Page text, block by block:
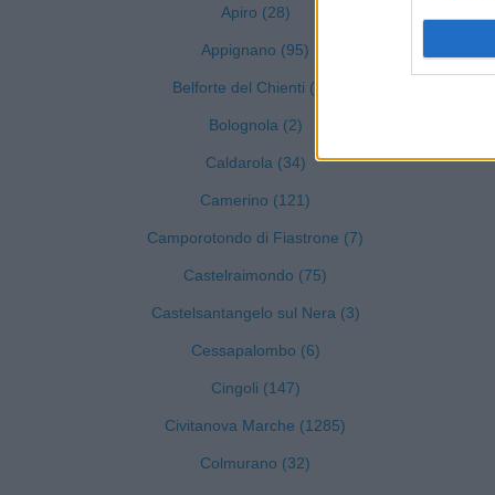
Apiro (28)
Appignano (95)
Belforte del Chienti (42)
Bolognola (2)
Caldarola (34)
Camerino (121)
Camporotondo di Fiastrone (7)
Castelraimondo (75)
Castelsantangelo sul Nera (3)
Cessapalombo (6)
Cingoli (147)
Civitanova Marche (1285)
Colmurano (32)